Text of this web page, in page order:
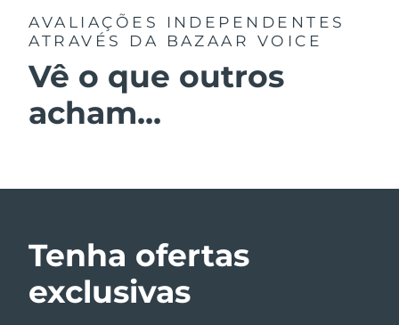
AVALIAÇÕES INDEPENDENTES
ATRAVÉS DA BAZAAR VOICE
Vê o que outros
acham...
Tenha ofertas
exclusivas